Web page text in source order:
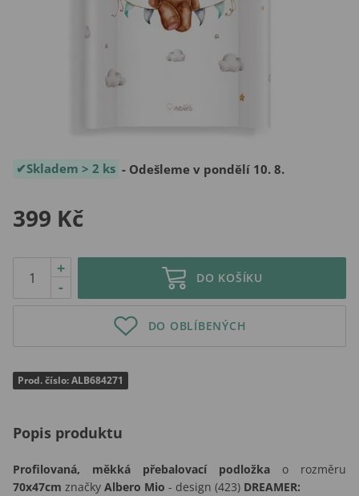
Skladem > 2 ks - Odešleme v pondělí 10. 8.
399 Kč
-
+
DO KOŠÍKU
DO OBLÍBENÝCH
Prod. číslo: ALB684271
Popis produktu
Profilovaná, měkká přebalovací podložka o rozměru
70x47cm značky Albero Mio - design (423) DREAMER: